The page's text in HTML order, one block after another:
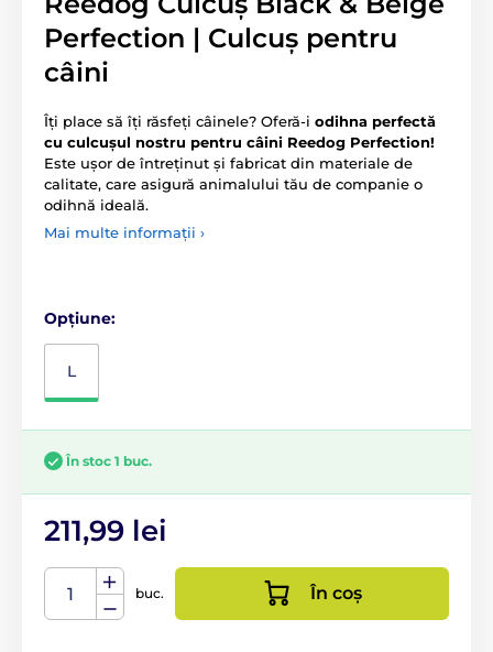
Perfection | Culcuș pentru
câini
Îți place să îți răsfeți câinele? Oferă-i odihna perfectă
cu culcușul nostru pentru câini Reedog Perfection!
Este ușor de întreținut și fabricat din materiale de
calitate, care asigură animalului tău de companie o
odihnă ideală.
Mai multe informații ›
Opțiune:
L
În stoc 1 buc.
211,99 lei
buc. În coș